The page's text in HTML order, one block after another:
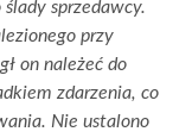
sprzedawcy.
przy
on należeć do
zdarzenia, co
Nie ustalono